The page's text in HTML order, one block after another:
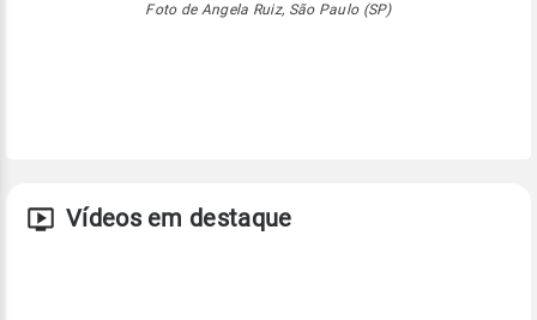
Foto de Angela Ruiz, São Paulo (SP)
Vídeos em destaque